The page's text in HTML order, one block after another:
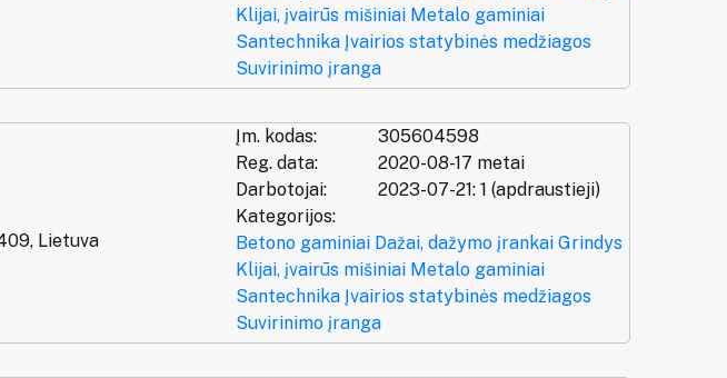
Klijai, įvairūs mišiniai Metalo gaminiai
Santechnika Įvairios statybinės medžiagos
Suvirinimo įranga
Lietuva
Įm. kodas:
305604598
Reg. data:
2020-08-17 metai
Darbotojai:
2023-07-21: 1 (apdraustieji)
Kategorijos:
Betono gaminiai Dažai, dažymo įrankai Grindys
Klijai, įvairūs mišiniai Metalo gaminiai
Santechnika Įvairios statybinės medžiagos
Suvirinimo įranga